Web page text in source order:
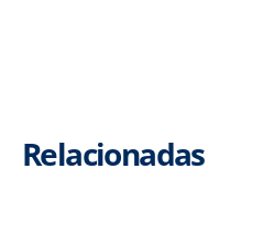
Relacionadas